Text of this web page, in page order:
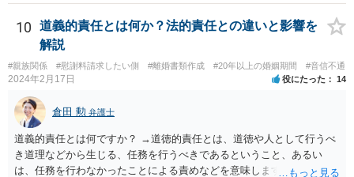
わせをしていただく必要があります。
10
道義的責任とは何か？法的責任との違いと影響を
解説
#親族関係 #慰謝料請求したい側 #離婚書類作成 #20年以上の婚姻期間 #音信不通
2024年2月17日 役にたった 14
倉田 勲 弁護士
道義的責任とは何ですか？ →道徳的責任とは、道徳や人として行うべ
き道理などから生じる、任務を行うべきであるということ、あるい
は、任務を行わなかったことによる責めなどを意味します。 道義的責